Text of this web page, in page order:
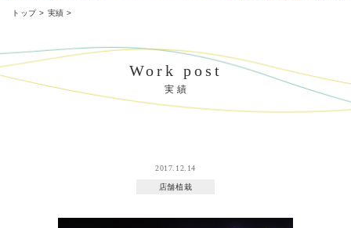
トップ> 実績 >
Work post
実 績
2017.12.14
店舗植栽